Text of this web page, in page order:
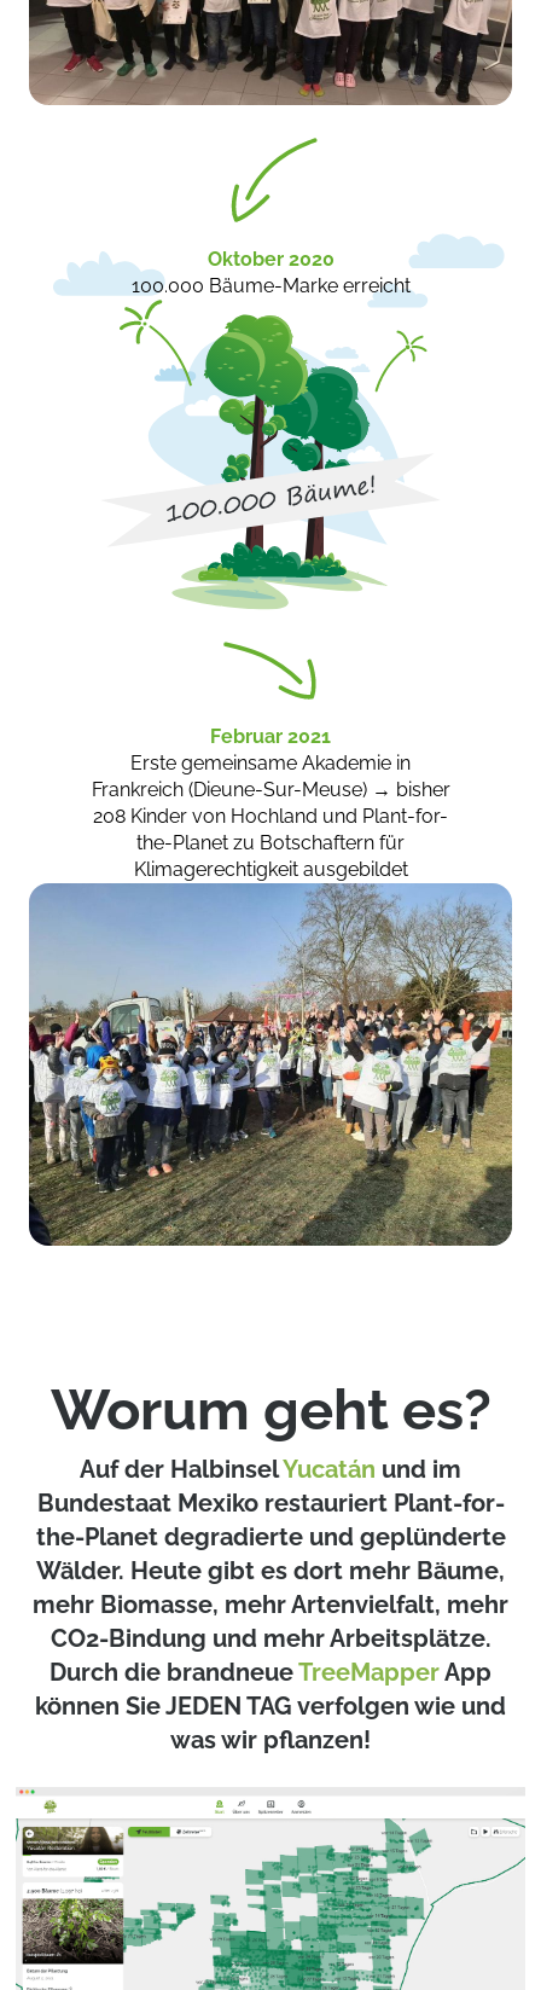
Oktober 2020
100.000 Bäume-Marke erreicht
Februar 2021
Erste gemeinsame Akademie in
Frankreich (Dieune-Sur-Meuse) → bisher
208 Kinder von Hochland und Plant-for-
the-Planet zu Botschaftern für
Klimagerechtigkeit ausgebildet
Worum geht es?
Auf der HalbinselYucatán und im
Bundestaat Mexiko restauriert Plant-for-
the-Planet degradierte und geplünderte
Wälder. Heute gibt es dort mehr Bäume,
mehr Biomasse, mehr Artenvielfalt, mehr
CO2-Bindung und mehr Arbeitsplätze.
Durch die brandneueTreeMapperApp
können Sie JEDEN TAG verfolgen wie und
was wir pflanzen!